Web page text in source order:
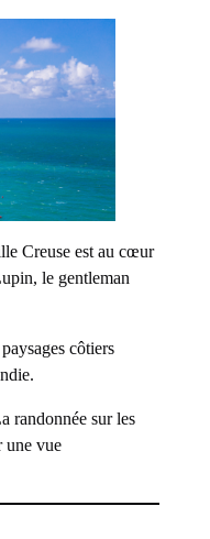
Creuse est au cœur
le gentleman
paysages côtiers
randonnée sur les
une vue